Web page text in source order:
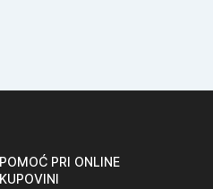
POMOĆ PRI ONLINE
KUPOVINI